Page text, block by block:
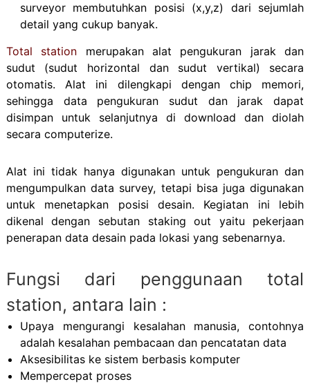
surveyor membutuhkan posisi (x,y,z) dari sejumlah
detail yang cukup banyak.
Total station merupakan alat pengukuran jarak dan
sudut (sudut horizontal dan sudut vertikal) secara
otomatis. Alat ini dilengkapi dengan chip memori,
sehingga data pengukuran sudut dan jarak dapat
disimpan untuk selanjutnya di download dan diolah
secara computerize.
Alat ini tidak hanya digunakan untuk pengukuran dan
mengumpulkan data survey, tetapi bisa juga digunakan
untuk menetapkan posisi desain. Kegiatan ini lebih
dikenal dengan sebutan staking out yaitu pekerjaan
penerapan data desain pada lokasi yang sebenarnya.
Fungsi dari penggunaan total
station, antara lain :
Upaya mengurangi kesalahan manusia, contohnya
adalah kesalahan pembacaan dan pencatatan data
Aksesibilitas ke sistem berbasis komputer
Mempercepat proses